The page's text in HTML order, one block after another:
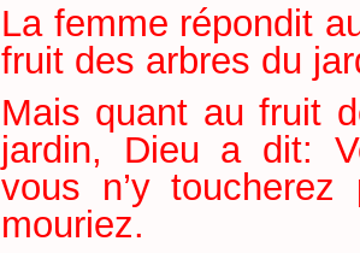
La femme répondit
fruit des arbres du
Mais quant au fruit
jardin, Dieu a dit:
vous n’y
mouriez.